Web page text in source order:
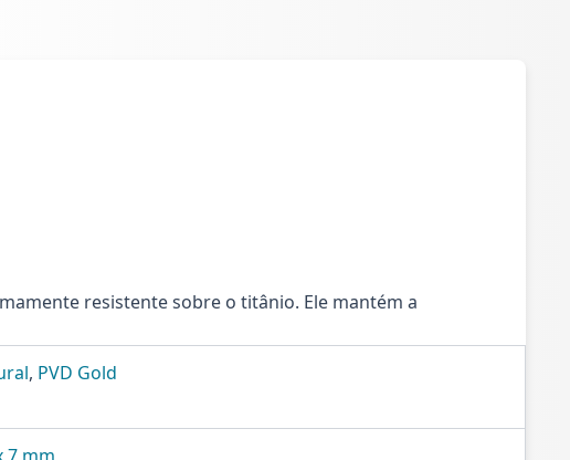
resistente sobre o titânio. Ele mantém a
, PVD Gold